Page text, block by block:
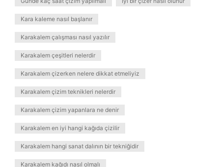
Kara kaleme nasıl başlanır
Karakalem çalışması nasıl yazılır
Karakalem çeşitleri nelerdir
Karakalem çizerken nelere dikkat etmeliyiz
Karakalem çizim teknikleri nelerdir
Karakalem çizim yapanlara ne denir
Karakalem en iyi hangi kağıda çizilir
Karakalem hangi sanat dalının bir tekniğidir
Karakalem kağıdı nasıl olmalı